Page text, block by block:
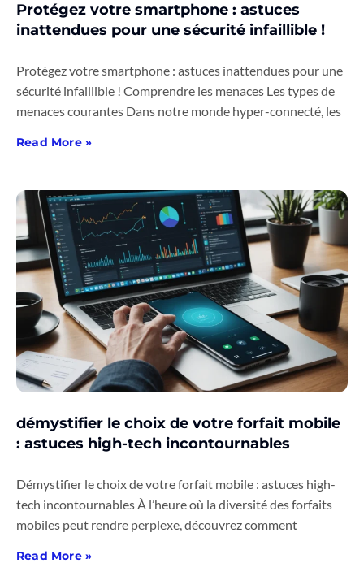
Protégez votre smartphone : astuces
inattendues pour une sécurité infaillible !
Protégez votre smartphone : astuces inattendues pour une
sécurité infaillible ! Comprendre les menaces Les types de
menaces courantes Dans notre monde hyper-connecté, les
Read More »
démystifier le choix de votre forfait mobile
: astuces high-tech incontournables
Démystifier le choix de votre forfait mobile : astuces high-
tech incontournables À l’heure où la diversité des forfaits
mobiles peut rendre perplexe, découvrez comment
Read More »